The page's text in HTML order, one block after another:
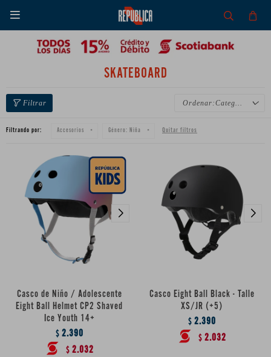

SKATEBOARD
Categoría
Filtrando por: Accesorios Género: Niña Quitar filtros
Casco de Niño / Adolescente
Eight Ball Helmet CP2 Shaved
Ice Youth 14+
$ 2.390
$ 2.032
Casco Eight Ball Black - Talle
XS/JR (+5)
$ 2.390
$ 2.032